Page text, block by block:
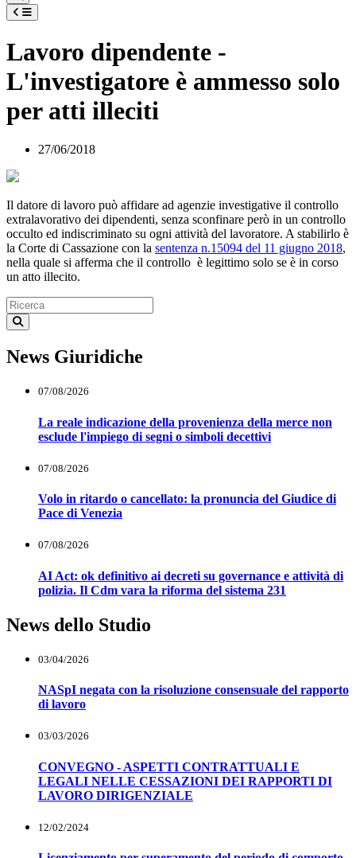
Lavoro dipendente -
L'investigatore è ammesso solo
per atti illeciti
27/06/2018
Il datore di lavoro può affidare ad agenzie investigative il controllo
extralavorativo dei dipendenti, senza sconfinare però in un controllo
occulto ed indiscriminato su ogni attività del lavoratore. A stabilirlo è
la Corte di Cassazione con la sentenza n.15094 del 11 giugno 2018,
nella quale si afferma che il controllo è legittimo solo se è in corso
un atto illecito.
News Giuridiche
07/08/2026
La reale indicazione della provenienza della merce non
esclude l'impiego di segni o simboli decettivi
07/08/2026
Volo in ritardo o cancellato: la pronuncia del Giudice di
Pace di Venezia
07/08/2026
AI Act: ok definitivo ai decreti su governance e attività di
polizia. Il Cdm vara la riforma del sistema 231
News dello Studio
03/04/2026
NASpI negata con la risoluzione consensuale del rapporto
di lavoro
03/03/2026
CONVEGNO - ASPETTI CONTRATTUALI E
LEGALI NELLE CESSAZIONI DEI RAPPORTI DI
LAVORO DIRIGENZIALE
12/02/2024